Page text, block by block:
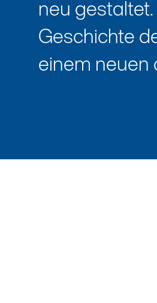
neu
Geschichte
einem neuen